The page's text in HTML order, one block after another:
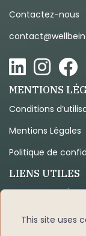
Contactez-nous
MENTIONS
Conditions
Mentions Légales
Politique de
LIENS UTILES
Programme
Code de
This site uses